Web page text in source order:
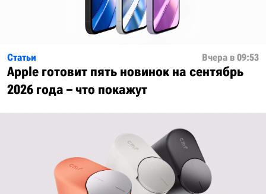
Статьи Вчера в 09:53
Apple готовит пять новинок на сентябрь
2026 года – что покажут